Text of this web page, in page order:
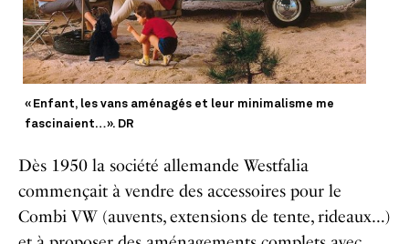
« Enfant, les vans aménagés et leur minimalisme me
fascinaient… ». DR
Dès 1950 la société allemande Westfalia
commençait à vendre des accessoires pour le
Combi VW (auvents, extensions de tente, rideaux…)